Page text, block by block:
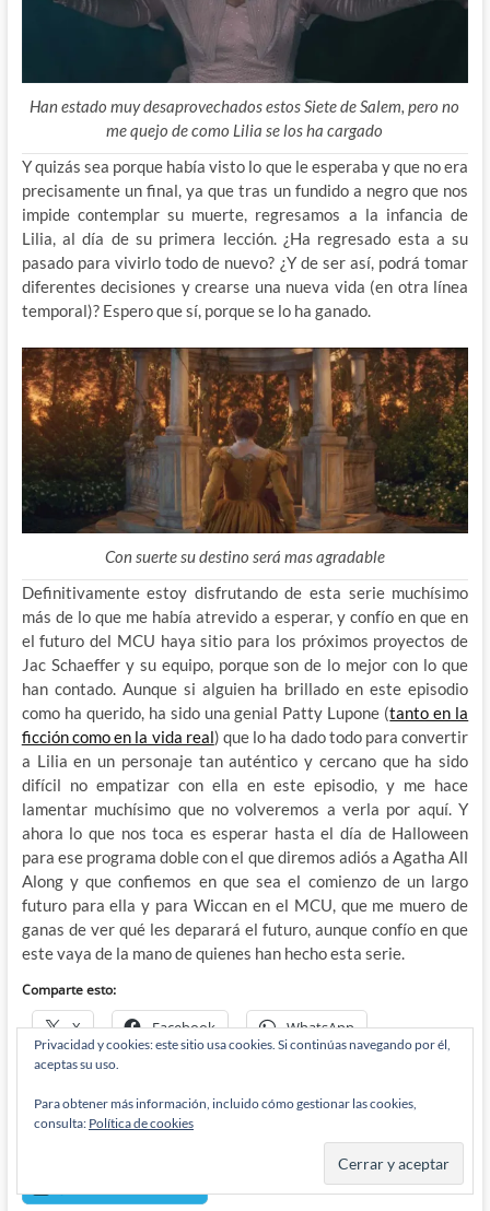
Han estado muy desaprovechados estos Siete de Salem, pero no
me quejo de como Lilia se los ha cargado
Y quizás sea porque había visto lo que le esperaba y que no era
precisamente un final, ya que tras un fundido a negro que nos
impide contemplar su muerte, regresamos a la infancia de
Lilia, al día de su primera lección. ¿Ha regresado esta a su
pasado para vivirlo todo de nuevo? ¿Y de ser así, podrá tomar
diferentes decisiones y crearse una nueva vida (en otra línea
temporal)? Espero que sí, porque se lo ha ganado.
Con suerte su destino será mas agradable
Definitivamente estoy disfrutando de esta serie muchísimo
más de lo que me había atrevido a esperar, y confío en que en
el futuro del MCU haya sitio para los próximos proyectos de
Jac Schaeffer y su equipo, porque son de lo mejor con lo que
han contado. Aunque si alguien ha brillado en este episodio
como ha querido, ha sido una genial Patty Lupone (tanto en la
ficción como en la vida real) que lo ha dado todo para convertir
a Lilia en un personaje tan auténtico y cercano que ha sido
difícil no empatizar con ella en este episodio, y me hace
lamentar muchísimo que no volveremos a verla por aquí. Y
ahora lo que nos toca es esperar hasta el día de Halloween
para ese programa doble con el que diremos adiós a Agatha All
Along y que confiemos en que sea el comienzo de un largo
futuro para ella y para Wiccan en el MCU, que me muero de
ganas de ver qué les deparará el futuro, aunque confío en que
este vaya de la mano de quienes han hecho esta serie.
Comparte esto:
X Facebook WhatsApp
Reddit
Más
Privacidad y cookies: este sitio usa cookies. Si continúas navegando por él,
aceptas su uso.
Para obtener más información, incluido cómo gestionar las cookies,
consulta: Política de cookies